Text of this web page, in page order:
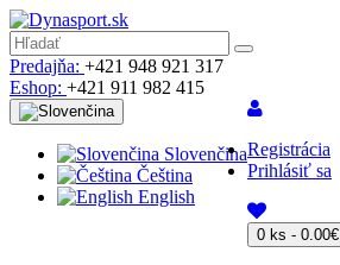
Predajňa: +421 948 921 317
Eshop: +421 911 982 415
Slovenčina
Čeština
English
Registrácia
Prihlásiť sa
0 ks - 0.00€